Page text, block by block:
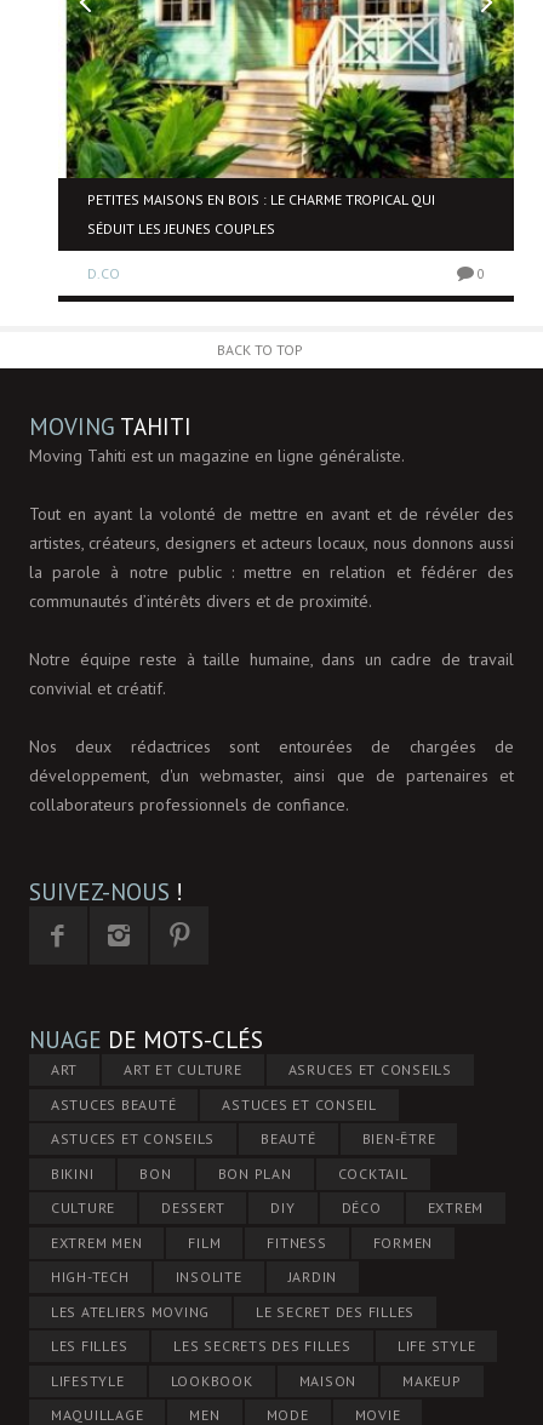
PETITES MAISONS EN BOIS : LE CHARME TROPICAL QUI
SÉDUIT LES JEUNES COUPLES
D.CO 0
BACK TO TOP
MOVING TAHITI
Moving Tahiti est un magazine en ligne généraliste.
Tout en ayant la volonté de mettre en avant et de révéler des
artistes, créateurs, designers et acteurs locaux, nous donnons aussi
la parole à notre public : mettre en relation et fédérer des
communautés d’intérêts divers et de proximité.
Notre équipe reste à taille humaine, dans un cadre de travail
convivial et créatif.
Nos deux rédactrices sont entourées de chargées de
développement, d'un webmaster, ainsi que de partenaires et
collaborateurs professionnels de confiance.
SUIVEZ-NOUS !
NUAGE DE MOTS-CLÉS
ART ART ET CULTURE
ASRUCES ET CONSEILS
ASTUCES BEAUTÉ
ASTUCES ET CONSEIL
ASTUCES ET CONSEILS
BEAUTÉ
BIEN-ÊTRE
BIKINI
BON BON PLAN
COCKTAIL
CULTURE
DESSERT DIY DÉCO
EXTREM
EXTREM MEN
FILM FITNESS
FORMEN
HIGH-TECH
INSOLITE
JARDIN
LES ATELIERS MOVING
LE SECRET DES FILLES
LES FILLES
LES SECRETS DES FILLES
LIFE STYLE
LIFESTYLE
LOOKBOOK MAISON
MAKEUP
MAQUILLAGE
MEN MODE MOVIE